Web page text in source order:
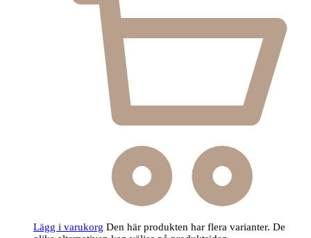
Lägg i varukorg Den här produkten har flera varianter. De